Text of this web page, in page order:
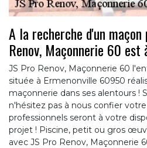
A la recherche d'un
Renov, Maçonnerie 60
JS Pro Renov, Maçonnerie 60
située à Ermenonville 60950
maçonnerie dans ses alentours !
n'hésitez pas à nous confier
professionnels seront à votre
projet ! Piscine, petit ou gros
avec JS Pro Renov, Maçonnerie